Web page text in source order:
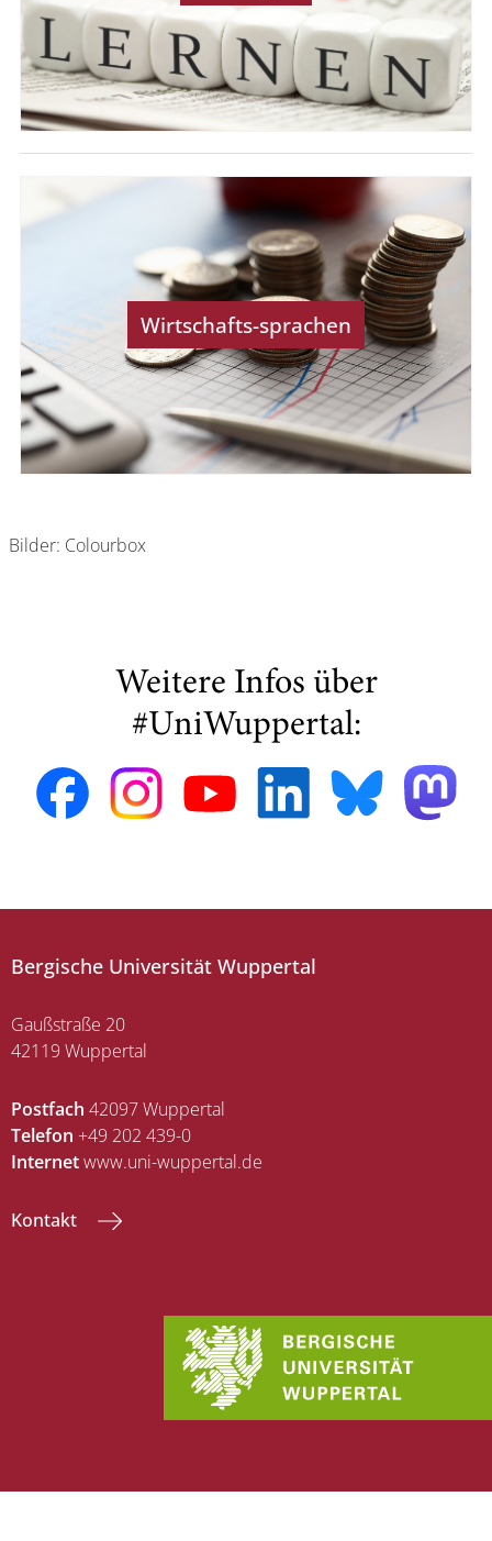
Wirtschafts-sprachen
Bilder: Colourbox
Weitere Infos über
#UniWuppertal:
Bergische Universität Wuppertal
Gaußstraße 20
42119 Wuppertal
Postfach 42097 Wuppertal
Telefon +49 202 439-0
Internetwww.uni-wuppertal.de
Kontakt